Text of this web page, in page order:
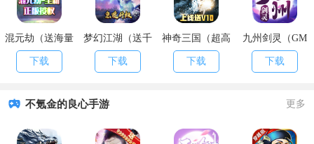
混元劫（送海量
充值）
下载
梦幻江湖（送千
万元宝）
下载
神奇三国（超高
爆率）
下载
九州剑灵（GM
版）
下载
不氪金的良心手游 更多